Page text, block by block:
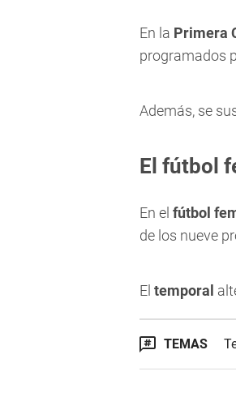
En la Primera
programados
Además, se
El fútbol
En el fútbol
de los nueve
El temporal
TEMAS